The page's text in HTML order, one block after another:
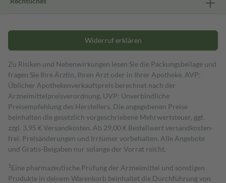
Widerruf erklären
Zu Risiken und Nebenwirkungen lesen Sie die Packungsbeilage und
fragen Sie Ihre Ärztin, Ihren Arzt oder in Ihrer Apotheke. AVP:
Üblicher Apothekenverkaufspreis berechnet nach der
Arzneimittelpreisverordnung. UVP: Unverbindliche
Preisempfehlung des Herstellers. Die angegebenen Preise
beinhalten die gesetzlich vorgeschriebene Mehrwertsteuer, ggf.
zzgl. 3,95 € Versandkosten. Ab 29,00 € Bestell­wert versand­kosten­
frei. Preisänderungen und Irrtümer vorbehalten. Alle Angebote
und Gratis-Beigaben nur solange der Vorrat reicht.
1 Eine pharmazeutische Prüfung der Arzneimittel und sonstigen
Produkte in deinem Warenkorb beinhaltet die Durchführung von